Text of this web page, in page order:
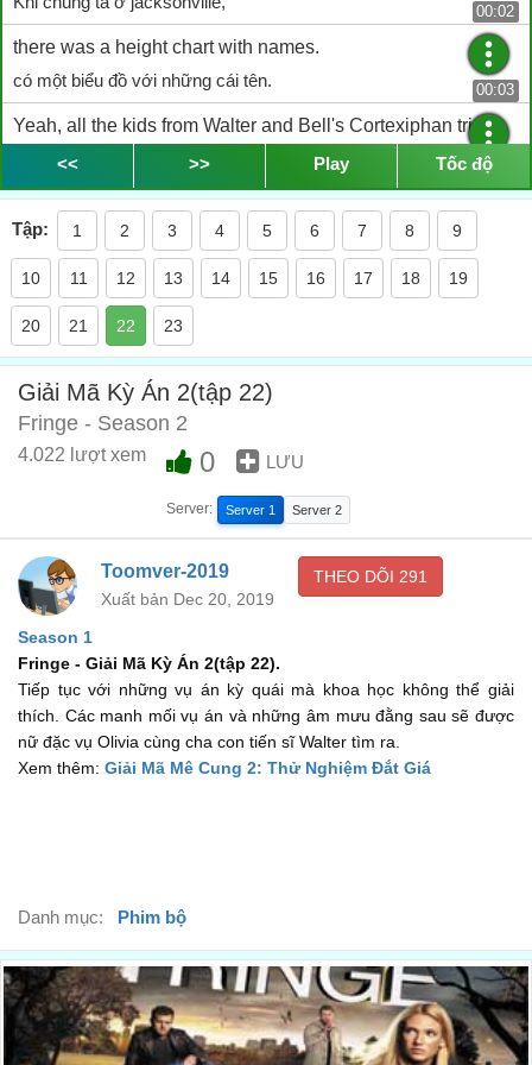
00:02
there was a height chart with names.
có một biểu đồ với những cái tên.
00:03
Yeah, all the kids from Walter and Bell's Cortexiphan trials.
Yeah, tất cả bọn trẻ trong những thử nghiệm của Walter và Bell.
00:05
I made a list. Nick Lane and James Heath.
Tôi đã làm được một danh sách. Nick Lane và James Heath.00:08
They were both part of WalterÂ’s tests.
Cả hai bọn họ đều là một phần trong thử nghiệm của Walter.
Of all the children that Walter and I prepared,
Trong tất cả những đứa trẻ mà walter và tôi đã trang bị,
you were the strongest.
cô là người mạnh mẽ nhất.
A storm is coming, and when it is over,
Một cơn bão đang đến và khi nó đi qua,
i fear there will be little left of our world.
tôi sợ rằng thế giới của chúng ta sẽ chẳng còn lại gì.
I'm not from here, am I?
Tôi không phải là ở đây, đúng không?
00:24
You didn't just open up a hole to the other side,
That's why I can't remember my childhood.
Đó là lý do tại sao tôi không thể nhớ được gì về tuổi thơ của
mình.
00:30
You were dying.
<< >> Play Tốc độ
Tập: 1 2 3 4 5 6 7 8 9
10 11 12 13 14 15 16 17 18 19
20 21 22 23
Giải Mã Kỳ Án 2(tập 22)
Fringe - Season 2
4.022 lượt xem 0 LƯU
Server: Server 1 Server 2
Toomver-2019
Xuất bản Dec 20, 2019
THEO DÕI 291
Season 1
Fringe - Giải Mã Kỳ Án 2(tập 22).
Tiếp tục với những vụ án kỳ quái mà khoa học không thể giải
thích. Các manh mối vụ án và những âm mưu đằng sau sẽ được
nữ đặc vụ Olivia cùng cha con tiến sĩ Walter tìm ra.
Xem thêm: Giải Mã Mê Cung 2: Thử Nghiệm Đắt Giá
Danh mục: Phim bộ